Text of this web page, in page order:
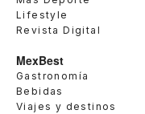
Lifestyle
Revista Digital
MexBest
Gastronomía
Bebidas
Viajes y destinos